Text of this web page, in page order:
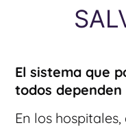
El sistema que
todos dependen
En los